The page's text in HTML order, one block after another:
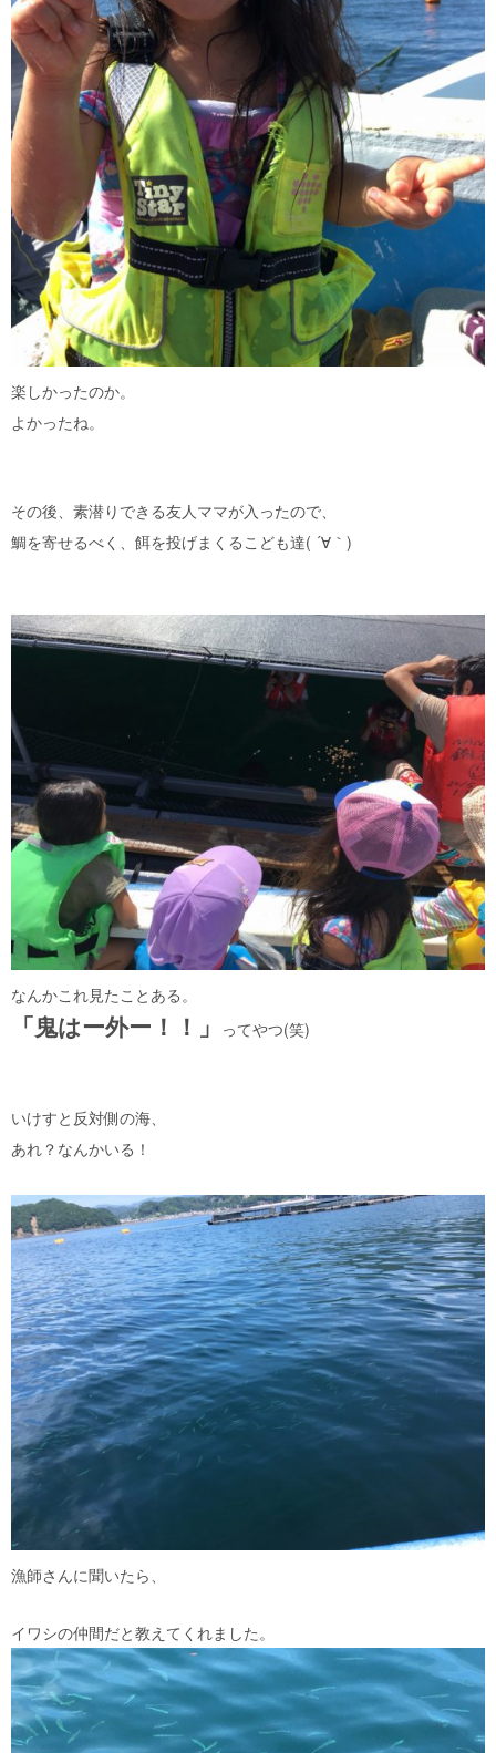
楽しかったのか。
よかったね。
その後、素潜りできる友人ママが入ったので、
鯛を寄せるべく、餌を投げまくるこども達( ´∀｀)
なんかこれ見たことある。
「鬼はー外ー！！」 ってやつ(笑)
いけすと反対側の海、
あれ？なんかいる！
漁師さんに聞いたら、
イワシの仲間だと教えてくれました。